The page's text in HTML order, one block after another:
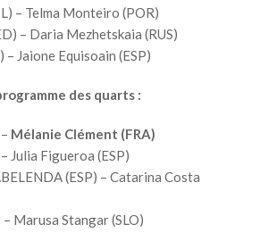
– Telma Monteiro (POR)
– Daria Mezhetskaia (RUS)
– Jaione Equisoain (ESP)
des quarts :
Mélanie Clément (FRA)
Julia Figueroa (ESP)
(ESP) – Catarina Costa
Marusa Stangar (SLO)